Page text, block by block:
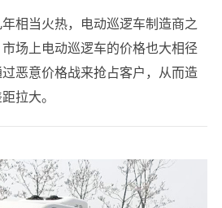
相当火热，电动巡逻车制造商之
场上电动巡逻车的价格也大相径
恶意价格战来抢占客户，从而造
拉大。